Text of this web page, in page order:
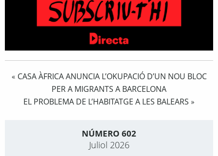
« CASA ÀFRICA ANUNCIA L’OKUPACIÓ D’UN NOU BLOC
PER A MIGRANTS A BARCELONA
EL PROBLEMA DE L’HABITATGE A LES BALEARS »
NÚMERO 602
Juliol 2026